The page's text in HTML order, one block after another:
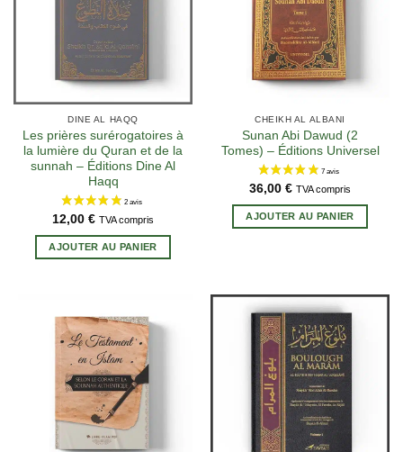
DINE AL HAQQ
Les prières surérogatoires à
la lumière du Quran et de la
sunnah – Éditions Dine Al
Haqq
12,00 € TVA compris
AJOUTER AU PANIER
CHEIKH AL ALBANI
Sunan Abi Dawud (2
Tomes) – Éditions Universel
36,00 € TVA compris
AJOUTER AU PANIER